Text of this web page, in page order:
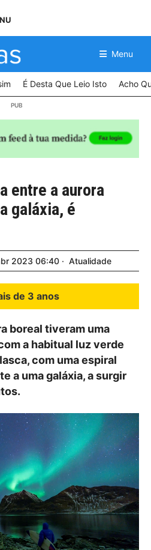
Menu
É Desta Que Leio Isto Acho
entre a aurora
galáxia, é
2023 06:40 Atualidade
de 3 anos
boreal tiveram uma
a habitual luz verde
com uma espiral
a uma galáxia, a surgir